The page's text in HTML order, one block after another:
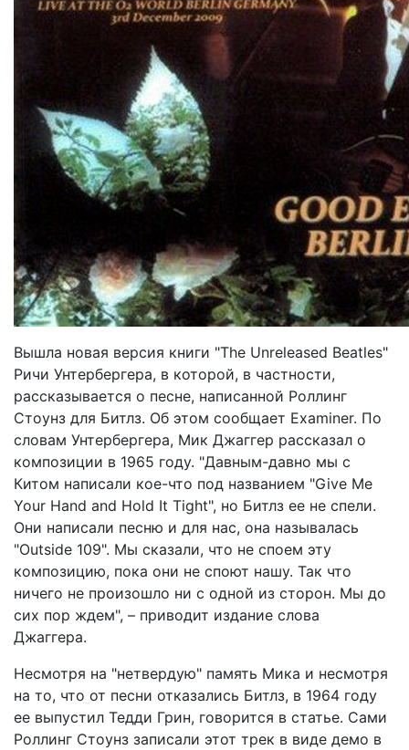
Вышла новая версия книги "The Unreleased Beatles"
Ричи Унтербергера, в которой, в частности,
рассказывается о песне, написанной Роллинг
Стоунз для Битлз. Об этом сообщает Examiner. По
словам Унтербергера, Мик Джаггер рассказал о
композиции в 1965 году. "Давным-давно мы с
Китом написали кое-что под названием "Give Me
Your Hand and Hold It Tight", но Битлз ее не спели.
Они написали песню и для нас, она называлась
"Outside 109". Мы сказали, что не споем эту
композицию, пока они не споют нашу. Так что
ничего не произошло ни с одной из сторон. Мы до
сих пор ждем", – приводит издание слова
Джаггера.
Несмотря на "нетвердую" память Мика и несмотря
на то, что от песни отказались Битлз, в 1964 году
ее выпустил Тедди Грин, говорится в статье. Сами
Роллинг Стоунз записали этот трек в виде демо в